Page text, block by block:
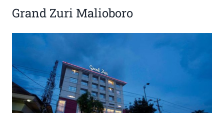
Grand Zuri Malioboro